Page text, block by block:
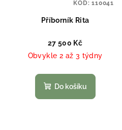
Příborník Rita
27 500 Kč
Obvykle 2 až 3 týdny
Do košíku
KÓD:110041